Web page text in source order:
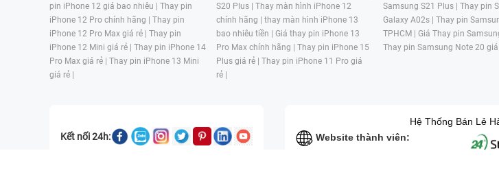
pin iPhone 12 giá bao nhiêu | Thay pin
iPhone 12 Pro chính hãng | Thay pin
iPhone 12 Pro Max giá rẻ | Thay pin
iPhone 12 Mini giá rẻ | Thay pin iPhone 14
Pro Max giá rẻ | Thay pin iPhone 13 Mini
giá rẻ |
S20 Plus | Thay màn hình iPhone 12
chính hãng | thay màn hình iPhone 13
bao nhiêu tiền | Giá thay pin iPhone 13
Pro Max chính hãng | Thay pin iPhone 15
Plus giá rẻ | Thay pin iPhone 11 Pro giá
rẻ |
Samsung S21 Plus | Thay pin
Galaxy A02s | Thay pin
TPHCM | Giá Thay pin
Thay pin Samsung Note 20 giá
Kết nối 24h: Website thành viên:
Hệ Thống Bán Lẻ